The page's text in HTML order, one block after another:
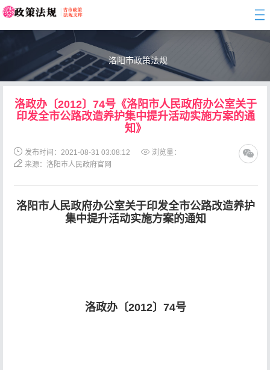
洛阳市政策法规
洛政办〔2012〕74号《洛阳市人民政府办公室关于
印发全市公路改造养护集中提升活动实施方案的通
知》
发布时间：2021-08-31 03:08:12
浏览量：
来源：洛阳市人民政府官网
洛阳市人民政府办公室关于印发全市公路改造养护
集中提升活动实施方案的通知
洛政办〔2012〕74号